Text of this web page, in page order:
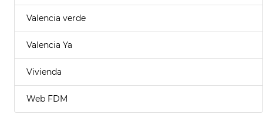
Valencia verde
Valencia Ya
Vivienda
Web FDM